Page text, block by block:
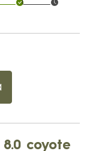
coyote